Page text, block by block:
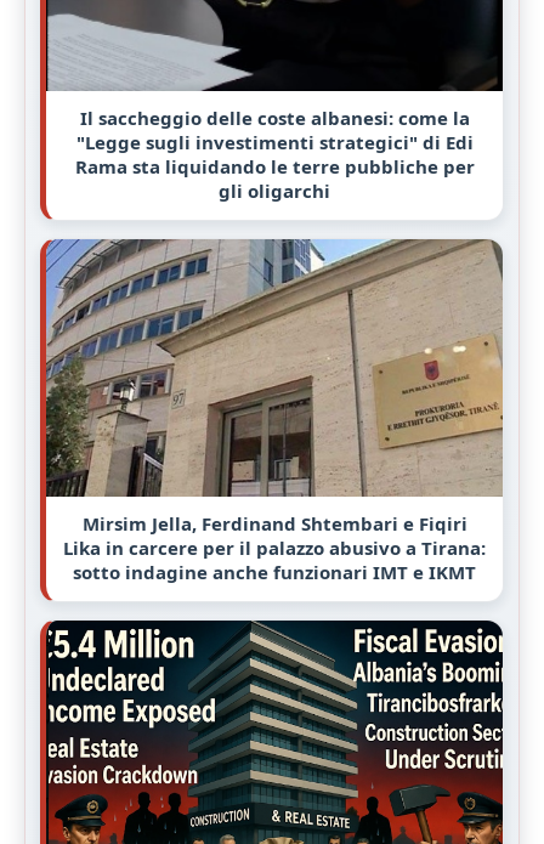
Il saccheggio delle coste albanesi: come la
"Legge sugli investimenti strategici" di Edi
Rama sta liquidando le terre pubbliche per
gli oligarchi
Mirsim Jella, Ferdinand Shtembari e Fiqiri
Lika in carcere per il palazzo abusivo a Tirana:
sotto indagine anche funzionari IMT e IKMT